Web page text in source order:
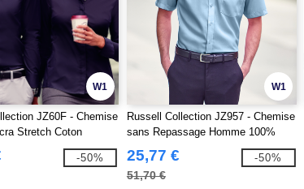
W1
JZ60F - Chemise
Stretch Coton
-50%
W1
Russell Collection JZ957 - Chemise
sans Repassage Homme 100%
Coton
25,77 €
51,70 €
-50%